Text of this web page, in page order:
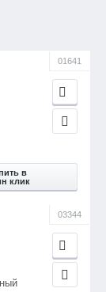
01641
в
клик
03344